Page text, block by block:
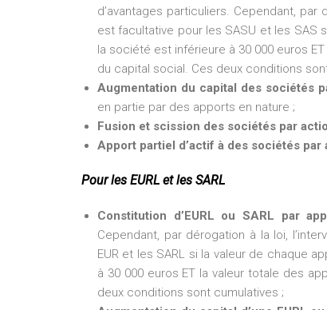
d’avantages particuliers. Cependant, par
est facultative pour les SASU et les SAS
la société est inférieure à 30 000 euros
du capital social. Ces deux conditions
Augmentation du capital des sociétés
en partie par des apports en nature ;
Fusion et scission des sociétés par
Apport partiel d’actif à des sociétés par
Pour les EURL et les SARL
Constitution d’EURL ou SARL par
Cependant, par dérogation à la loi,
EUR et les SARL si la valeur de chaque
à 30 000 euros ET la valeur totale des
deux conditions sont cumulatives ;